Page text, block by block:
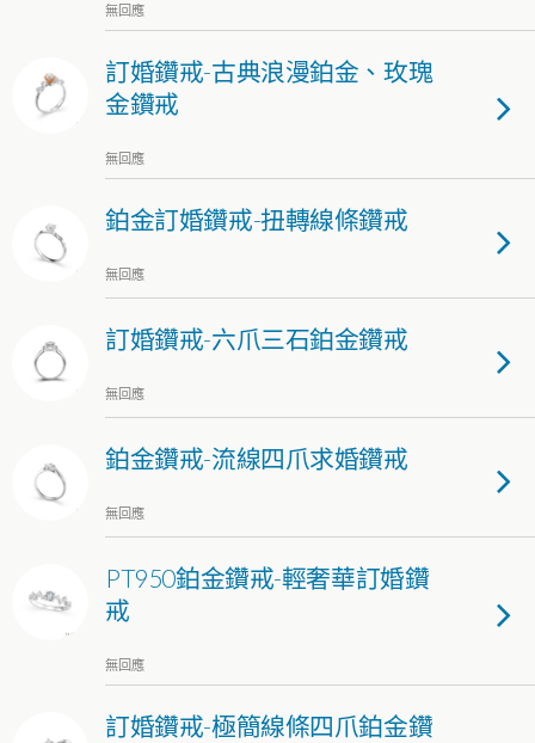
無回應
訂婚鑽戒-古典浪漫鉑金、玫瑰
金鑽戒
無回應
鉑金訂婚鑽戒-扭轉線條鑽戒
無回應
訂婚鑽戒-六爪三石鉑金鑽戒
無回應
鉑金鑽戒-流線四爪求婚鑽戒
無回應
PT950鉑金鑽戒-輕奢華訂婚鑽
戒
無回應
訂婚鑽戒-極簡線條四爪鉑金鑽